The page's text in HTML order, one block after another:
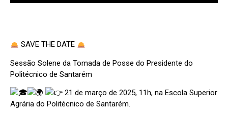
SAVE THE DATE
Sessão Solene da Tomada de Posse do Presidente do
Politécnico de Santarém
21 de março de 2025, 11h, na Escola Superior
Agrária do Politécnico de Santarém.